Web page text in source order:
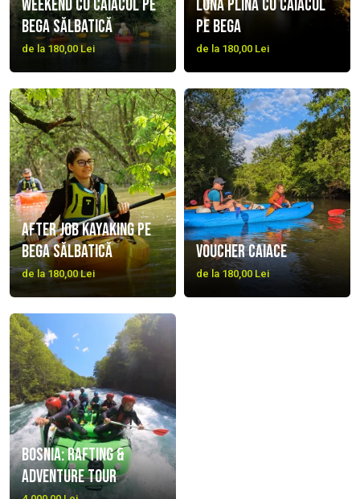
Weekend cu caiacul pe
Bega sălbatică
de la 180,00 Lei
Lună plină cu caiacul
pe Bega
de la 180,00 Lei
After job kayaking pe
Bega Sălbatică
de la 180,00 Lei
Voucher caiace
de la 180,00 Lei
Bosnia: Rafting &
Adventure Tour